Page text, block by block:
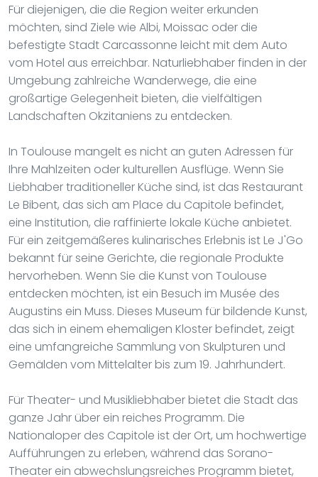
Für diejenigen, die die Region weiter erkunden
möchten, sind Ziele wie Albi, Moissac oder die
befestigte Stadt Carcassonne leicht mit dem Auto
vom Hotel aus erreichbar. Naturliebhaber finden in der
Umgebung zahlreiche Wanderwege, die eine
großartige Gelegenheit bieten, die vielfältigen
Landschaften Okzitaniens zu entdecken.
In Toulouse mangelt es nicht an guten Adressen für
Ihre Mahlzeiten oder kulturellen Ausflüge. Wenn Sie
Liebhaber traditioneller Küche sind, ist das Restaurant
Le Bibent, das sich am Place du Capitole befindet,
eine Institution, die raffinierte lokale Küche anbietet.
Für ein zeitgemäßeres kulinarisches Erlebnis ist Le J'Go
bekannt für seine Gerichte, die regionale Produkte
hervorheben. Wenn Sie die Kunst von Toulouse
entdecken möchten, ist ein Besuch im Musée des
Augustins ein Muss. Dieses Museum für bildende Kunst,
das sich in einem ehemaligen Kloster befindet, zeigt
eine umfangreiche Sammlung von Skulpturen und
Gemälden vom Mittelalter bis zum 19. Jahrhundert.
Für Theater- und Musikliebhaber bietet die Stadt das
ganze Jahr über ein reiches Programm. Die
Nationaloper des Capitole ist der Ort, um hochwertige
Aufführungen zu erleben, während das Sorano-
Theater ein abwechslungsreiches Programm bietet,